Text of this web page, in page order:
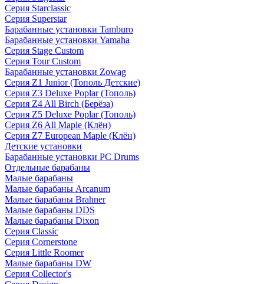
Серия Starclassic
Серия Superstar
Барабанные установки Tamburo
Барабанные установки Yamaha
Серия Stage Custom
Серия Tour Custom
Барабанные установки Zowag
Серия Z1 Junior (Тополь Детские)
Серия Z3 Deluxe Poplar (Тополь)
Серия Z4 All Birch (Берёза)
Серия Z5 Deluxe Poplar (Тополь)
Серия Z6 All Maple (Клён)
Серия Z7 European Maple (Клён)
Детские установки
Барабанные установки PC Drums
Отдельные барабаны
Малые барабаны
Малые барабаны Arcanum
Малые барабаны Brahner
Малые барабаны DDS
Малые барабаны Dixon
Серия Classic
Серия Cornerstone
Серия Little Roomer
Малые барабаны DW
Серия Collector's